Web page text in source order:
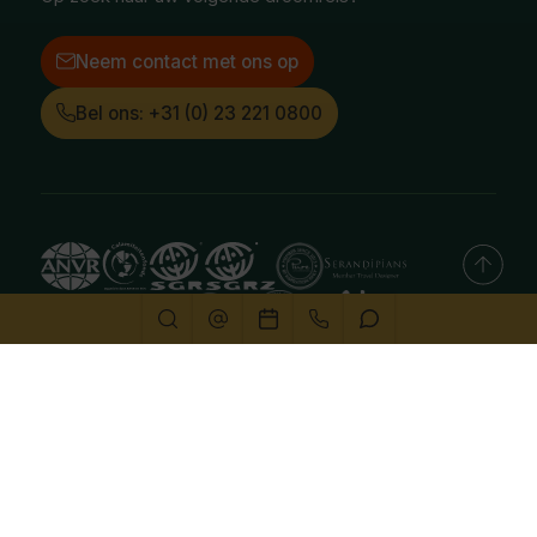
Neem contact met ons op
Bel ons: +31 (0) 23 221 0800